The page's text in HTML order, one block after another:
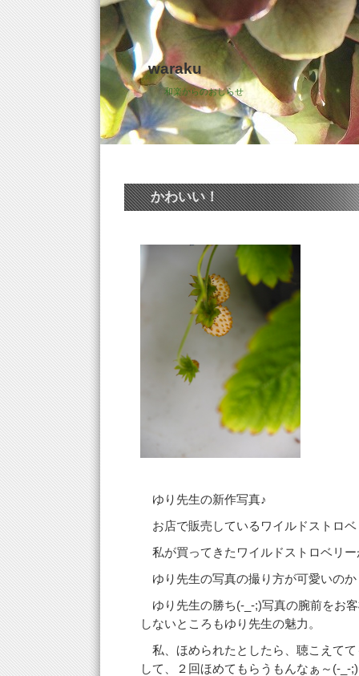
waraku
和楽からのおしらせ
かわいい！
ゆり先生の新作写真♪
お店で販売しているワイルドストロベ
私が買ってきたワイルドストロベリ
ゆり先生の写真の撮り方が可愛いのか
ゆり先生の勝ち(-_-;)写真の腕前をお
しないところもゆり先生の魅力。
私、ほめられたとしたら、聴こえて
して、２回ほめてもらうもんなぁ～(-_-;)